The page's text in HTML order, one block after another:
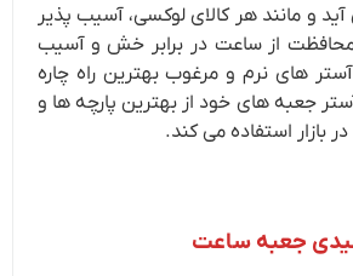
و مانند هر کالای لوکسی، آسیب پذیر
از ساعت در برابر خش و آسیب
های نرم و مرغوب بهترین راه چاره
جعبه های خود از بهترین پارچه ها و
بازار استفاده می کند.
جعبه ساعت